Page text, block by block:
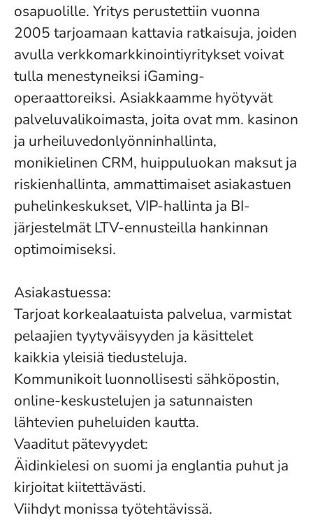
osapuolille. Yritys perustettiin vuonna
2005 tarjoamaan kattavia ratkaisuja, joiden
avulla verkkomarkkinointiyritykset voivat
tulla menestyneiksi iGaming-
operaattoreiksi. Asiakkaamme hyötyvät
palveluvalikoimasta, joita ovat mm. kasinon
ja urheiluvedonlyönninhallinta,
monikielinen CRM, huippuluokan maksut ja
riskienhallinta, ammattimaiset asiakastuen
puhelinkeskukset, VIP-hallinta ja BI-
järjestelmät LTV-ennusteilla hankinnan
optimoimiseksi.
Asiakastuessa:
Tarjoat korkealaatuista palvelua, varmistat
pelaajien tyytyväisyyden ja käsittelet
kaikkia yleisiä tiedusteluja.
Kommunikoit luonnollisesti sähköpostin,
online-keskustelujen ja satunnaisten
lähtevien puheluiden kautta.
Vaaditut pätevyydet:
Äidinkielesi on suomi ja englantia puhut ja
kirjoitat kiitettävästi.
Viihdyt monissa työtehtävissä.